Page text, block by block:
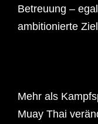
Betreuung –
ambitionierte
Mehr als
Muay Thai